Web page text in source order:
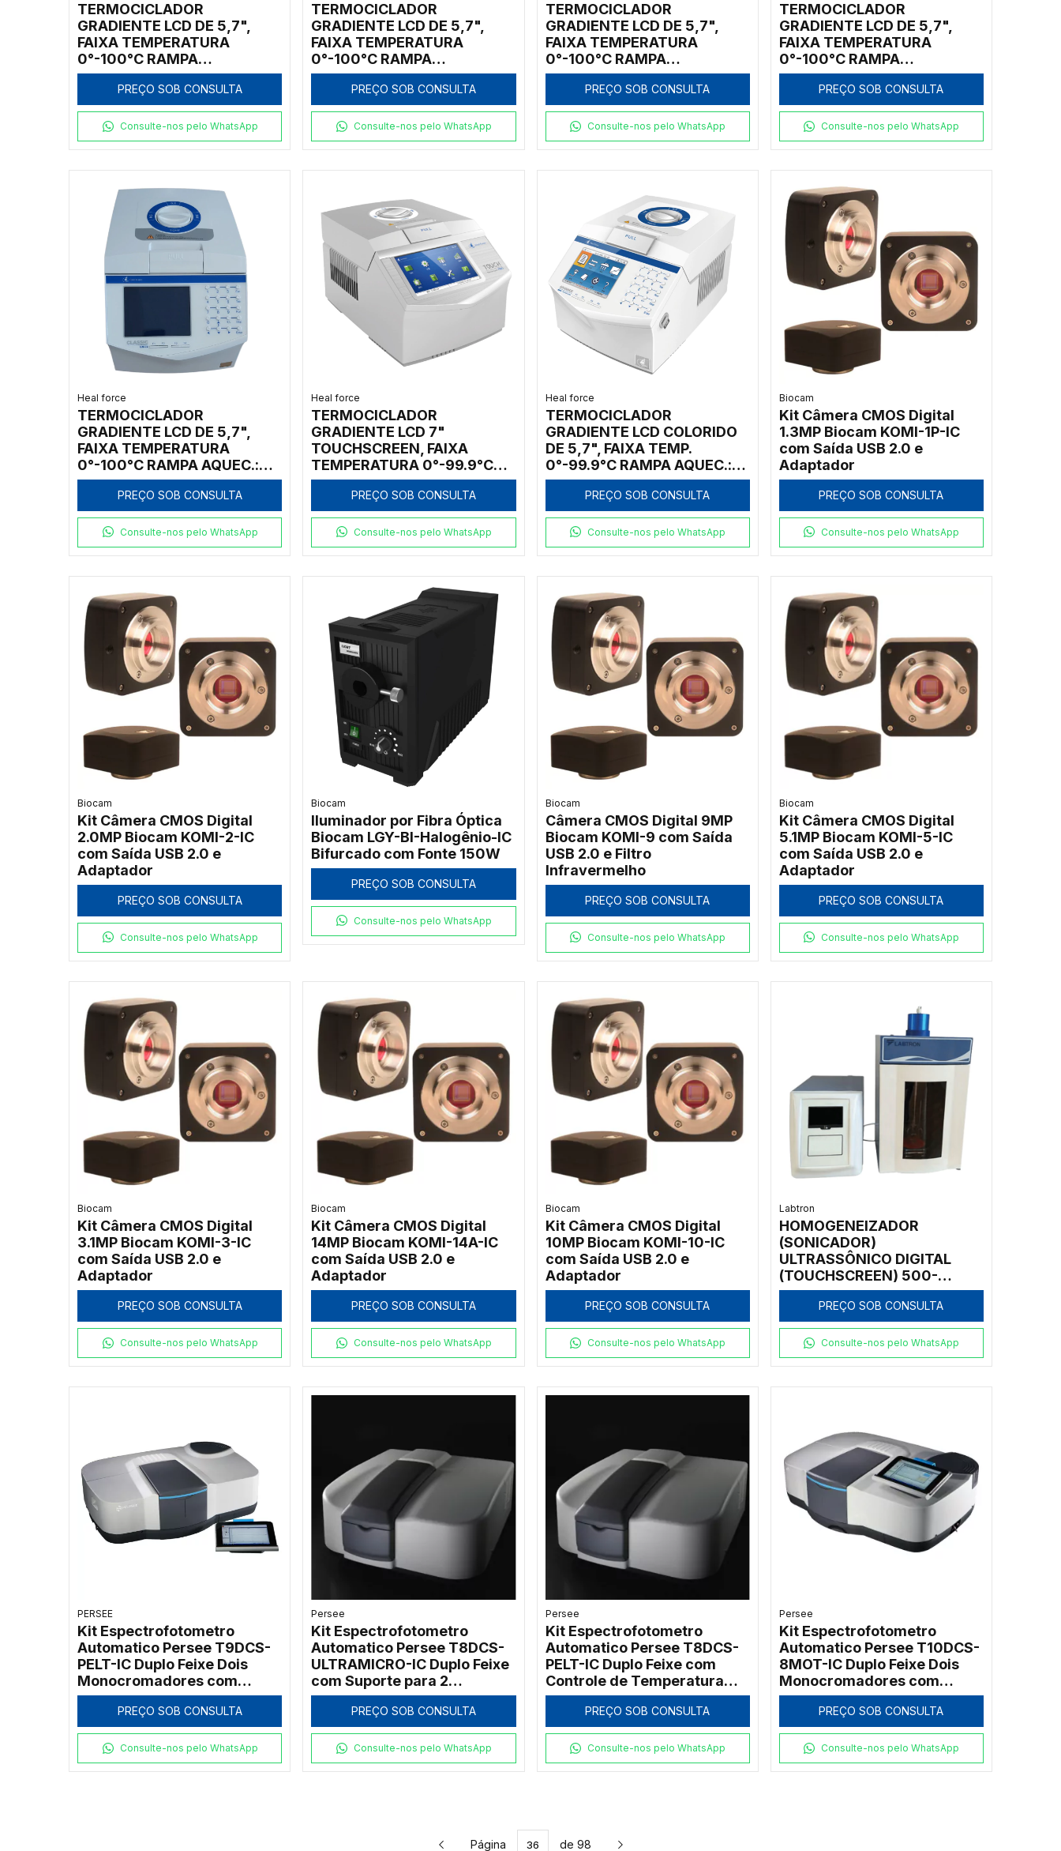
TERMOCICLADOR
GRADIENTE LCD DE 5,7",
FAIXA TEMPERATURA
0°-100°C RAMPA
AQUECIMENTO: 4°C/S E
RESFRIAMENTO: 3,5°C/S
COM 1 BLOCO 96 X 0,2ML
PREÇO SOB CONSULTA
Consulte-nos pelo WhatsApp
TERMOCICLADOR
GRADIENTE LCD DE 5,7",
FAIXA TEMPERATURA
0°-100°C RAMPA
AQUECIMENTO: 4°C/S E
RESFRIAMENTO: 3,5°C/S
COM 1 BLOCO 54 X 0,5ML
PREÇO SOB CONSULTA
Consulte-nos pelo WhatsApp
TERMOCICLADOR
GRADIENTE LCD DE 5,7",
FAIXA TEMPERATURA
0°-100°C RAMPA
AQUECIMENTO: 4°C/S E
RESFRIAMENTO: 3,5°C/S
COM 1 BLOCO PARA 384
POÇOS
PREÇO SOB CONSULTA
Consulte-nos pelo WhatsApp
TERMOCICLADOR
GRADIENTE LCD DE 5,7",
FAIXA TEMPERATURA
0°-100°C RAMPA
AQUECIMENTO: 4°C/S E
RESFRIAMENTO: 3,5°C/S
COM 1 BLOCO 96 X 0,2ML +
77 X 0,5ML
PREÇO SOB CONSULTA
Consulte-nos pelo WhatsApp
Heal force
TERMOCICLADOR
GRADIENTE LCD DE 5,7",
FAIXA TEMPERATURA
0°-100°C RAMPA AQUEC.:
4°C/S E RESF.: 3,5°C/S COM
2 BLOCOS 96X0,2ML +
77X0,5ML E 384 POÇOS
PREÇO SOB CONSULTA
Consulte-nos pelo WhatsApp
Heal force
TERMOCICLADOR
GRADIENTE LCD 7"
TOUCHSCREEN, FAIXA
TEMPERATURA 0°-99.9°C
RAMPA AQUEC.: 5°C/S E
RESF.: 5°C/S COM 2 BLOCOS
96X0,2ML/77X0,5ML E 384
POÇOS
PREÇO SOB CONSULTA
Consulte-nos pelo WhatsApp
Heal force
TERMOCICLADOR
GRADIENTE LCD COLORIDO
DE 5,7", FAIXA TEMP.
0°-99.9°C RAMPA AQUEC.:
4,5°C/S E RESF.: 4°C/S COM
2 BLOCOS 96X0,2ML +
77X0,5ML E 384 POÇOS
PREÇO SOB CONSULTA
Consulte-nos pelo WhatsApp
Biocam
Kit Câmera CMOS Digital
1.3MP Biocam KOMI-1P-IC
com Saída USB 2.0 e
Adaptador
PREÇO SOB CONSULTA
Consulte-nos pelo WhatsApp
Biocam
Kit Câmera CMOS Digital
2.0MP Biocam KOMI-2-IC
com Saída USB 2.0 e
Adaptador
PREÇO SOB CONSULTA
Consulte-nos pelo WhatsApp
Biocam
Iluminador por Fibra Óptica
Biocam LGY-BI-Halogênio-IC
Bifurcado com Fonte 150W
PREÇO SOB CONSULTA
Consulte-nos pelo WhatsApp
Biocam
Câmera CMOS Digital 9MP
Biocam KOMI-9 com Saída
USB 2.0 e Filtro
Infravermelho
PREÇO SOB CONSULTA
Consulte-nos pelo WhatsApp
Biocam
Kit Câmera CMOS Digital
5.1MP Biocam KOMI-5-IC
com Saída USB 2.0 e
Adaptador
PREÇO SOB CONSULTA
Consulte-nos pelo WhatsApp
Biocam
Kit Câmera CMOS Digital
3.1MP Biocam KOMI-3-IC
com Saída USB 2.0 e
Adaptador
PREÇO SOB CONSULTA
Consulte-nos pelo WhatsApp
Biocam
Kit Câmera CMOS Digital
14MP Biocam KOMI-14A-IC
com Saída USB 2.0 e
Adaptador
PREÇO SOB CONSULTA
Consulte-nos pelo WhatsApp
Biocam
Kit Câmera CMOS Digital
10MP Biocam KOMI-10-IC
com Saída USB 2.0 e
Adaptador
PREÇO SOB CONSULTA
Consulte-nos pelo WhatsApp
Labtron
HOMOGENEIZADOR
(SONICADOR)
ULTRASSÔNICO DIGITAL
(TOUCHSCREEN) 500-
5000ML, 2400W, 19.5-
20.5KHZ, 0-100°C, TIMER
PREÇO SOB CONSULTA
Consulte-nos pelo WhatsApp
PERSEE
Kit Espectrofotometro
Automatico Persee T9DCS-
PELT-IC Duplo Feixe Dois
Monocromadores com
Controle de Temperatura
PeltierPREÇO SOB CONSULTA
Consulte-nos pelo WhatsApp
Persee
Kit Espectrofotometro
Automatico Persee T8DCS-
ULTRAMICRO-IC Duplo Feixe
com Suporte para 2
Ultramicro Cubetas
PREÇO SOB CONSULTA
Consulte-nos pelo WhatsApp
Persee
Kit Espectrofotometro
Automatico Persee T8DCS-
PELT-IC Duplo Feixe com
Controle de Temperatura
Peltier
PREÇO SOB CONSULTA
Consulte-nos pelo WhatsApp
Persee
Kit Espectrofotometro
Automatico Persee T10DCS-
8MOT-IC Duplo Feixe Dois
Monocromadores com
Suporte Motorizado para 8
Cubetas de 10mm
PREÇO SOB CONSULTA
Consulte-nos pelo WhatsApp
Página de 98